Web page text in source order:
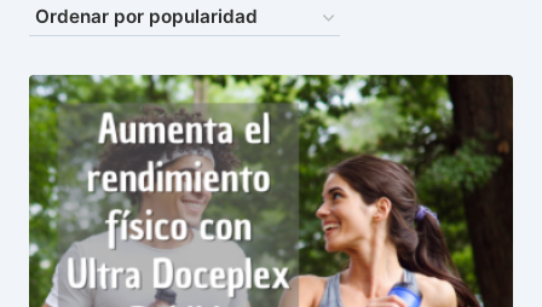
popularidad